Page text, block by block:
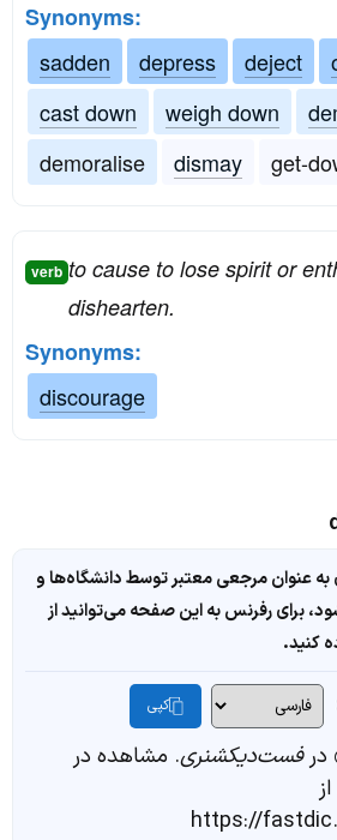
Synonyms:
sadden
depress deject
cast down
weigh down
demoralise
dismay get-
verb to cause to lose spirit or
dishearten.
Synonyms:
discourage
عنوان مرجعی معتبر توسط دانشگاه‌ها و
برای رفرنس به این صفحه می‌توانید از
کنید.
کپی
فست‌دیکشنری. مشاهده در
۱۴۰۵، از
https://